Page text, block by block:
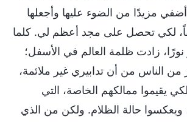
مزيدًا من الضوء عليها وأجعلها
لكي تحصل على مجد أعظم لي. كلما
زادت ظلمة العالم في الأسفل؛
من الناس من أن تدابيري غير ملائمة،
يقيموا ممالكهم الخاصة، التي
ويعكسوا حالة الظلام. ولكن من الذي